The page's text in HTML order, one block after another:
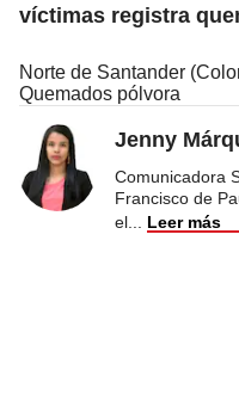
víctimas registra
Norte de Santander
Quemados pólvora
Jenny
Comunicadora
Francisco de
el
Leer más